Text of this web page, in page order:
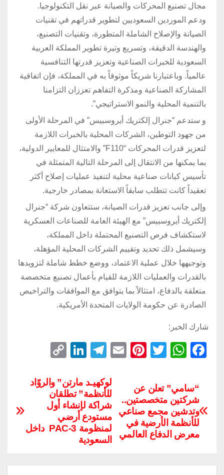
مجال تصنيع المحركات والصيانة عبر نقل التكنولوجيا.
ودعم الموردين السعوديين لتطوير قدراتهم في تقنيات
الصيانة والإصلاح الشاملة المتطورة، وتقنيات التصنيع،
والهندسة الدقيقة، وتسريع وتيرة تطوير المملكة العربية
السعودية للخبرات الصناعية وتعزيز قدرتها التنافسية
عالمياً. وباعتبارنا شريكاً موثوقاً به في المملكة، فإن اتفاقية
المشاركة الصناعية ومذكرة التفاهم تعززان التزامنا
بالتنمية المحلية والنمو الاستراتيجي”.
و ستدعم “جنرال إلكتريك أيروسبيس” في المرحلة الأولى
من جهود التوطين، الشركات المحلية بالخبرات اللازمة
لتعزيز قدرات المحركات “F110” والامتثال للمعايير الدولية،
بما يمكنها من الانتقال إلى المرحلة التالية المتمثلة في
تأسيس كيانات صناعية محلية لتنفيذ عمليات إصلاح أكثر
تعقيداً كانت تتطلب سابقاً الاستعانة بمصادر خارجية.
وإلى جانب تعزيز قدرات الصيانة، ستتعاون شركة “جنرال
إلكتريك أيروسبيس” مع الهيئة العامة للصناعات العسكرية
لاستكشاف فرص التصنيع المحتملة داخل المملكة،
وسيشمل ذلك تحديد وتقييم الشركات المحلية المؤهلة،
وتوجيهها خلال عملية الاعتماد، ووضع خطط شاملة لتزويدها
بالقدرات والعمليات اللازمة للقيام بأعمال تصنيع متخصصة
متعلقة بالدفاع، امتثالاً بما يتوافق مع الموافقات والتراخيص
الصادرة عن حكومة الولايات المتحدة الأمريكية.
شارك الخبر:
F
c
e
b
o
o
W
at
s
A
p
T
tt
er
Pi
e
st
E
ail
T
e
gr
a
m
Li
k
e
dI
n
p
y
Li
n
لوكهيـد مارتن” والروّاد
للأنظمة” تطلقان
شراكة لإنشاء أول
مستودع أرضي
لمنظومة PAC‑3 داخل
السعودية
“سامي” تعلن عن
شركتين متخصصتين..
وتدشين مجمع صناعي
للأنظمة الأرضية في
معرض الدفاع العالمي